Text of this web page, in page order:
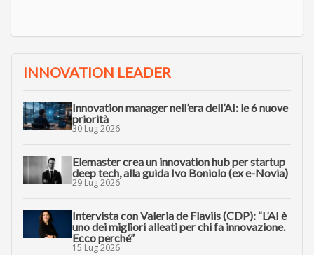
INNOVATION LEADER
Innovation manager nell’era dell’AI: le 6 nuove
priorità
30 Lug 2026
Elemaster crea un innovation hub per startup
deep tech, alla guida Ivo Boniolo (ex e-Novia)
29 Lug 2026
Intervista con Valeria de Flaviis (CDP): “L’AI è
uno dei migliori alleati per chi fa innovazione.
Ecco perché”
15 Lug 2026